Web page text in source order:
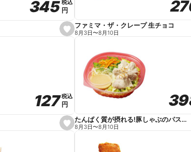
s
e
e
345
345税込
税込
円
円
ファミマ・ザ・クレープ 生チョコ
8月3日〜8月10日
s
e
127
127税込
税込
円
円
たんぱく質が摂れる!豚しゃぶのパスタサラダ
8月3日〜8月10日